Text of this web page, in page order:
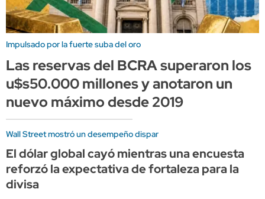
Impulsado por la fuerte suba del oro
Las reservas del BCRA superaron los
u$s50.000 millones y anotaron un
nuevo máximo desde 2019
Wall Street mostró un desempeño dispar
El dólar global cayó mientras una encuesta
reforzó la expectativa de fortaleza para la
divisa